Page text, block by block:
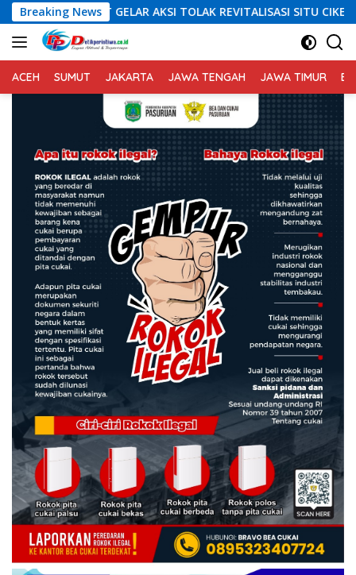
Langsung
ke
konten
Breaking News
AKSI TOLAK REVITALISASI SITU CIKEDAL, 150 PESERTA
ACEH SUMUT JAKARTA JAWA TENGAH JAWA TIMUR